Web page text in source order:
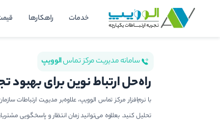
خدمات راهکارها
سامانه مدیریت مرکز تماسالوویپ
راه‌حل ارتباط نوین برای بهبود
با نرم‌افزار مرکز تماس الوویپ، علاوه‌بر مدیریت ارتباطات
تحلیل کنید. بعلاوه می‌توانید زمان انتظار و پاسخگویی